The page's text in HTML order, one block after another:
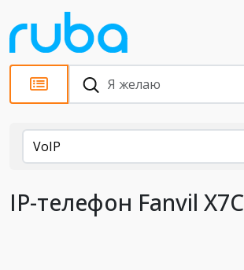
Каталог
VoIP
IР-телефон Fanvil X7C